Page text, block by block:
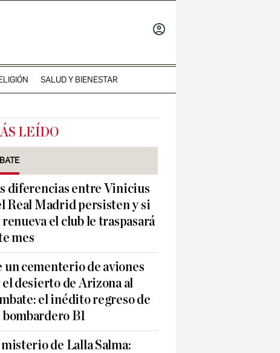
SALUD Y BIENESTAR
LEÍDO
diferencias entre Vinicius
Real Madrid persisten y si
renueva el club le traspasará
mes
un cementerio de aviones
el desierto de Arizona al
el inédito regreso de
bombardero B1
de Lalla Salma: